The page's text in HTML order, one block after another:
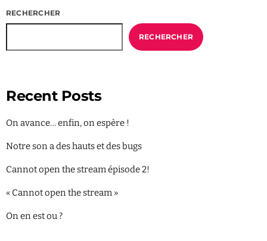
RECHERCHER
RECHERCHER
Recent Posts
On avance… enfin, on espère !
Notre son a des hauts et des bugs
Cannot open the stream épisode 2!
« Cannot open the stream »
On en est ou ?